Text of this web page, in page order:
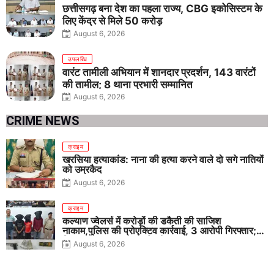
छत्तीसगढ़ बना देश का पहला राज्य, CBG इकोसिस्टम के
लिए केंद्र से मिले 50 करोड़
August 6, 2026
उपलब्धि
वारंट तामीली अभियान में शानदार प्रदर्शन, 143 वारंटों
की तामील; 8 थाना प्रभारी सम्मानित
August 6, 2026
CRIME NEWS
क्राइम
खरसिया हत्याकांड: नाना की हत्या करने वाले दो सगे नातियों
को उम्रकैद
August 6, 2026
क्राइम
कल्याण ज्वेलर्स में करोड़ों की डकैती की साजिश
नाकाम,पुलिस की प्रोएक्टिव कार्रवाई, 3 आरोपी गिरफ्तार;
पिस्टल, कारतूस, चाकू और मोबाइल बरामद
August 6, 2026